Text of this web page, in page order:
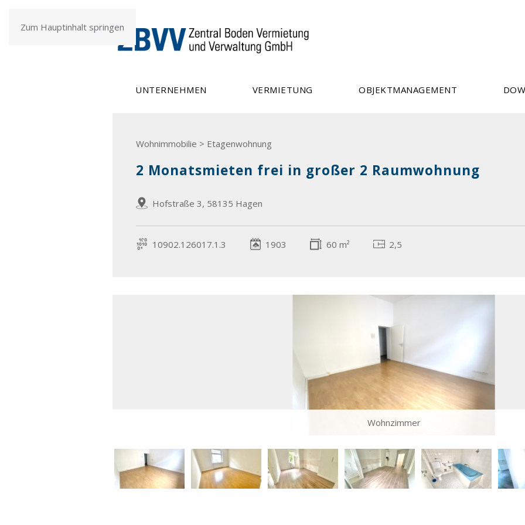
Zum Hauptinhalt springen
UNTERNEHMEN VERMIETUNG OBJEKTMANAGEMENT
Wohnimmobilie > Etagenwohnung
2 Monatsmieten frei in großer 2 Raumwohnung
Hofstraße 3, 58135 Hagen
10902.126017.1.3 1903 60 m² 2,5
Wohnzimmer